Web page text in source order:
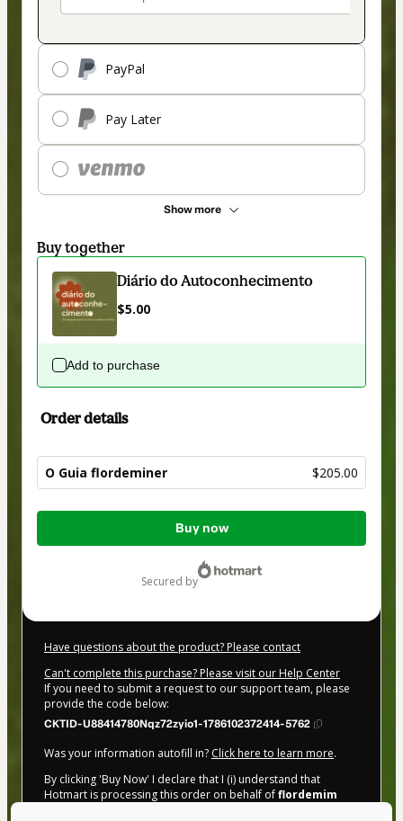
PayPal
Pay Later
Show more
Buy together
Diário do Autoconhecimento
$5.00
Add to purchase
Order details
O Guia flordeminer $205.00
Total
Buy now
secured by
Have questions about the product? Please contact
Can't complete this purchase? Please visit our Help Center
If you need to submit a request to our support team, please
provide the code below:
CKTID-U88414780Nqz72zyio1-1786102372414-5762
Was your information autofill in? Click here to learn more.
By clicking 'Buy Now' I declare that I (i) understand that
Hotmart is processing this order on behalf offlordemim